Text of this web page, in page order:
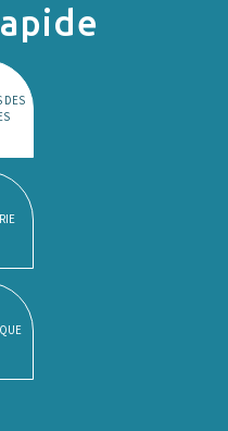
DES